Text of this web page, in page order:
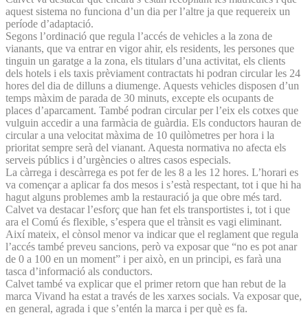
aquest sistema no funciona d’un dia per l’altre ja que requereix un
període d’adaptació.
Segons l’ordinació que regula l’accés de vehicles a la zona de
vianants, que va entrar en vigor ahir, els residents, les persones que
tinguin un garatge a la zona, els titulars d’una activitat, els clients
dels hotels i els taxis prèviament contractats hi podran circular les 24
hores del dia de dilluns a diumenge. Aquests vehicles disposen d’un
temps màxim de parada de 30 minuts, excepte els ocupants de
places d’aparcament. També podran circular per l’eix els cotxes que
vulguin accedir a una farmàcia de guàrdia. Els conductors hauran de
circular a una velocitat màxima de 10 quilòmetres per hora i la
prioritat sempre serà del vianant. Aquesta normativa no afecta els
serveis públics i d’urgències o altres casos especials.
La càrrega i descàrrega es pot fer de les 8 a les 12 hores. L’horari es
va començar a aplicar fa dos mesos i s’està respectant, tot i que hi ha
hagut alguns problemes amb la restauració ja que obre més tard.
Calvet va destacar l’esforç que han fet els transportistes i, tot i que
ara el Comú és flexible, s’espera que el trànsit es vagi eliminant.
Així mateix, el cònsol menor va indicar que el reglament que regula
l’accés també preveu sancions, però va exposar que “no es pot anar
de 0 a 100 en un moment” i per això, en un principi, es farà una
tasca d’informació als conductors.
Calvet també va explicar que el primer retorn que han rebut de la
marca Vivand ha estat a través de les xarxes socials. Va exposar que,
en general, agrada i que s’entén la marca i per què es fa.